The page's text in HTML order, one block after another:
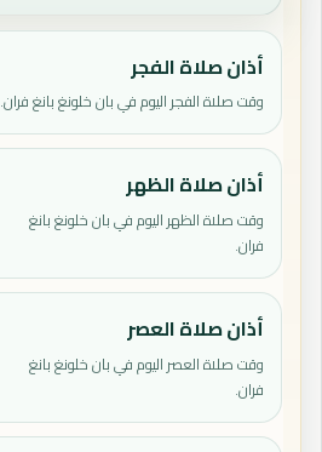
أذان صلاة الفجر
وقت صلاة الفجر اليوم في بان خلونغ بانغ فران.
أذان صلاة الظهر
وقت صلاة الظهر اليوم في بان خلونغ بانغ
فران.
أذان صلاة العصر
وقت صلاة العصر اليوم في بان خلونغ بانغ
فران.